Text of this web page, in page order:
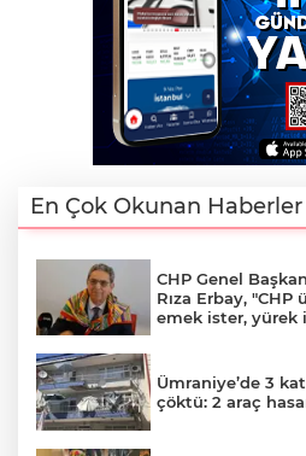
En Çok Okunan Haberler
CHP Genel
Rıza Erbay,
emek ister, yürek
Ümraniye’de 3
çöktü: 2 araç